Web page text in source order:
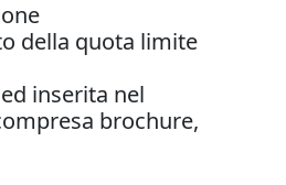
della quota limite
inserita nel
brochure,